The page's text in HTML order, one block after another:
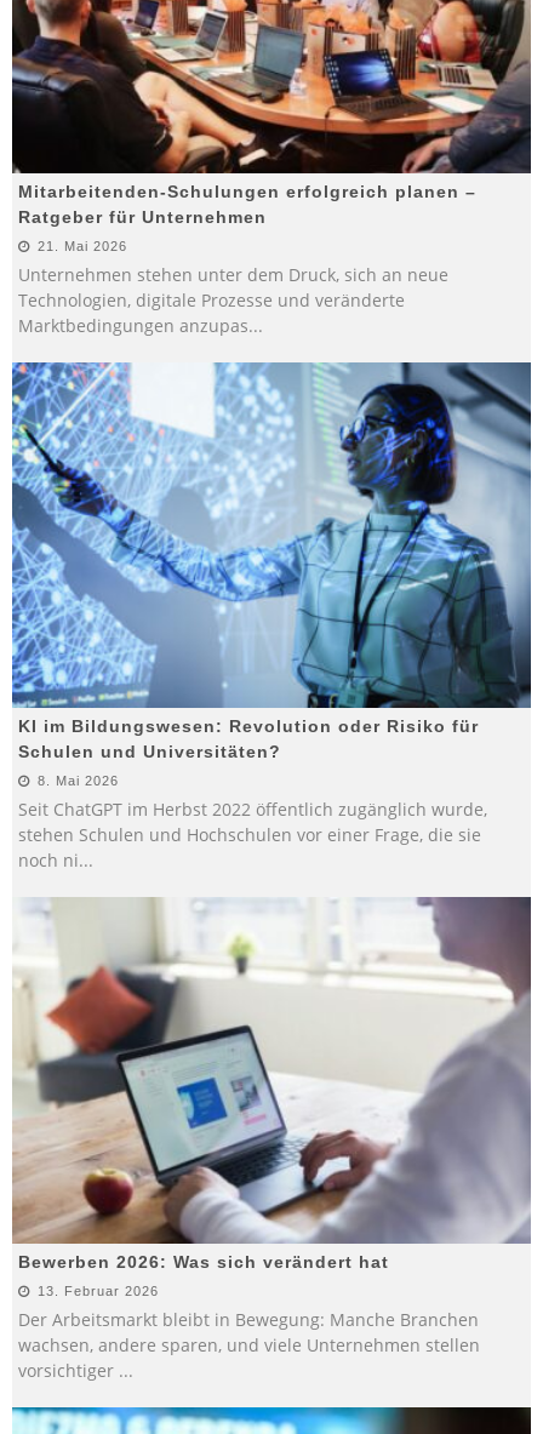
Mitarbeitenden-Schulungen erfolgreich planen –
Ratgeber für Unternehmen
21. Mai 2026
Unternehmen stehen unter dem Druck, sich an neue
Technologien, digitale Prozesse und veränderte
Marktbedingungen anzupas...
KI im Bildungswesen: Revolution oder Risiko für
Schulen und Universitäten?
8. Mai 2026
Seit ChatGPT im Herbst 2022 öffentlich zugänglich wurde,
stehen Schulen und Hochschulen vor einer Frage, die sie
noch ni...
Bewerben 2026: Was sich verändert hat
13. Februar 2026
Der Arbeitsmarkt bleibt in Bewegung: Manche Branchen
wachsen, andere sparen, und viele Unternehmen stellen
vorsichtiger ...